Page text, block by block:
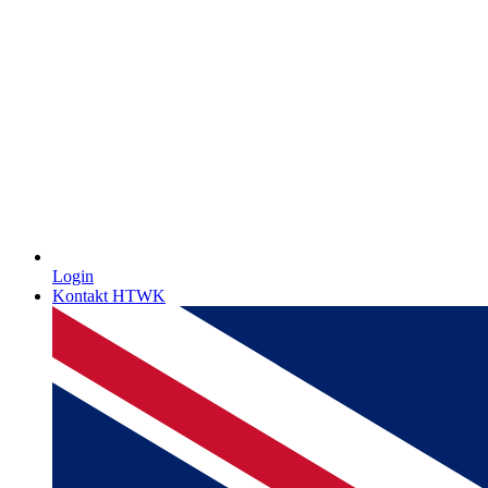
Login
Kontakt HTWK